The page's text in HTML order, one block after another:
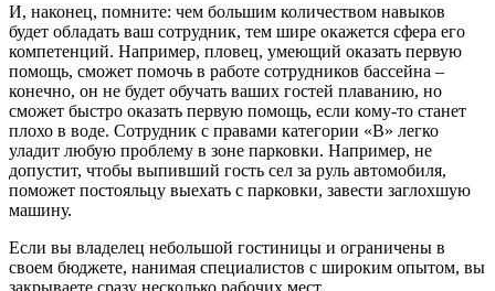
И, наконец, помните: чем большим количеством навыков
будет обладать ваш сотрудник, тем шире окажется сфера его
компетенций. Например, пловец, умеющий оказать первую
помощь, сможет помочь в работе сотрудников бассейна –
конечно, он не будет обучать ваших гостей плаванию, но
сможет быстро оказать первую помощь, если кому-то станет
плохо в воде. Сотрудник с правами категории «В» легко
уладит любую проблему в зоне парковки. Например, не
допустит, чтобы выпивший гость сел за руль автомобиля,
поможет постояльцу выехать с парковки, завести заглохшую
машину.
Если вы владелец небольшой гостиницы и ограничены в
своем бюджете, нанимая специалистов с широким опытом, вы
закрываете сразу несколько рабочих мест.